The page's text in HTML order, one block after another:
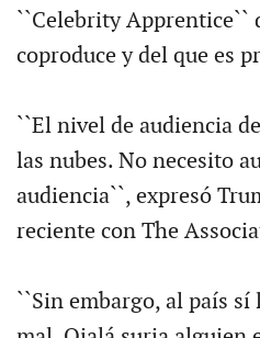
``Celebrity Apprentice``
coproduce y del que es
``El nivel de audiencia
las nubes. No necesito
audiencia``, expresó
reciente con The
``Sin embargo, al país sí